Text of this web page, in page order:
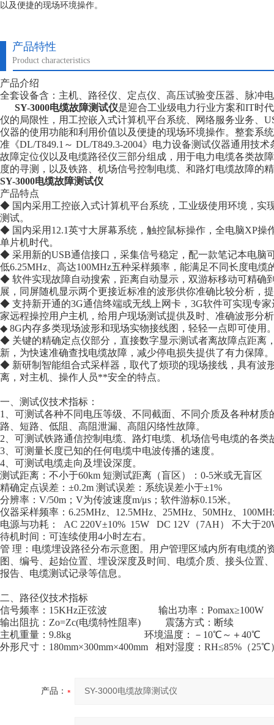
以及便捷的现场环境操作。
产品特性
Product characteristics
产品介绍
全套设备含：主机、路径仪、定点仪、高压试验变压器、脉冲
SY-3000电缆故障测试仪是迎合工业级电力行业方案和IT时
仪的局限性，用工控嵌入式计算机平台系统、网络服务业务、
仪器的使用功能和利用价值以及便捷的现场环境操作。整套系
准《DL/T849.1～ DL/T849.3-2004》电力设备测试仪器通用技
故障定位仪以及电缆路径仪三部分组成，用于电力电缆各类故
度的寻测，以及铁路、机场信号控制电缆、和路灯电缆故障的
SY-3000电缆故障测试仪
产品特点
◆ 国内采用工控嵌入式计算机平台系统，工业级使用环境，实
测试。
◆ 国内采用12.1英寸大屏幕系统，触控鼠标操作，全电脑XP操
单片机时代。
◆ 采用新的USB通信接口，采集信号稳定，配一款笔记本电脑
低6.25MHz、高达100MHz五种采样频率，能满足不同长度电缆
◆ 软件实现故障自动搜索，距离自动显示，双游标移动可精确
展，同屏随机显示两个更接近标准的波形供你准确比较分析，
◆ 支持新开通的3G通信终端或无线上网卡，3G软件可实现专
家远程操控用户主机，给用户现场测试提供及时、准确波形分
◆ 8G内存多类现场波形和现场实物接线图，轻轻一点即可使用
◆ 关键的精确定点仪部分，直接数字显示测试者离故障点距离
新，为快速准确查找电缆故障，减少停电损失提供了有力保障。
◆ 新研制智能组合式采样器，取代了烦琐的现场接线，具有波
离，对主机、操作人员**安全的特点。
一、测试仪技术指标：
1、可测试各种不同电压等级、不同截面、不同介质及各种材
路、短路、低阻、高阻泄漏、高阻闪络性故障。
2、可测试铁路通信控制电缆、路灯电缆、机场信号电缆的各类
3、可测量长度已知的任何电缆中电波传播的速度。
4、可测试电缆走向及埋设深度。
测试距离：不小于60km 短测试距离（盲区）：0-5米或无盲区
精确定点误差：±0.2m 测试误差：系统误差小于±1%
分辨率：V/50m；V为传波速度m/μs；软件游标0.15米。
仪器采样频率：6.25MHz、12.5MHz、25MHz、50MHz、
电源与功耗： AC 220V±10% 15W DC 12V（7AH） 不大于
待机时间：可连续使用4小时左右。
管 理：电缆埋设路径分布示意图。用户管理区域内所有电缆的
图、编号、起始位置、埋设深度及时间、电缆介质、接头位置
报告、电缆测试记录等信息。
二、路径仪技术指标
信号频率：15KHz正弦波 输出功率：Pomax≥100W
输出阻抗：Zo=Zc(电缆特性阻率) 震荡方式：断续
主机重量：9.8kg 环境温度：－10℃～＋40℃
外形尺寸：180mm×300mm×400mm 相对湿度：RH≤85%（25℃
产品：